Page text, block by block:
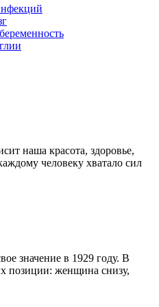
наша красота, здоровье,
человеку хватало сил
значение в 1929 году. В
позиции: женщина снизу,